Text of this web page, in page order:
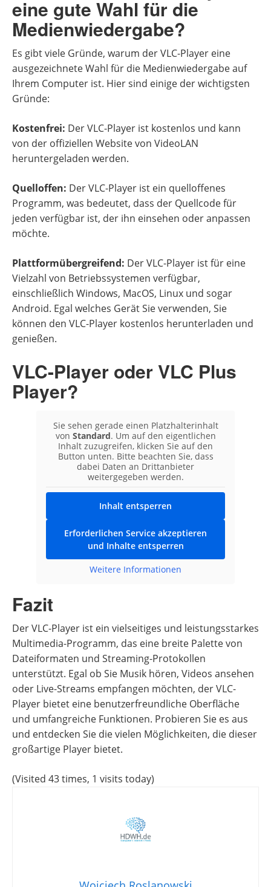
eine gute Wahl für die
Medienwiedergabe?
Es gibt viele Gründe, warum der VLC-Player eine
ausgezeichnete Wahl für die Medienwiedergabe auf
Ihrem Computer ist. Hier sind einige der wichtigsten
Gründe:
Kostenfrei: Der VLC-Player ist kostenlos und kann
von der offiziellen Website von VideoLAN
heruntergeladen werden.
Quelloffen: Der VLC-Player ist ein quelloffenes
Programm, was bedeutet, dass der Quellcode für
jeden verfügbar ist, der ihn einsehen oder anpassen
möchte.
Plattformübergreifend: Der VLC-Player ist für eine
Vielzahl von Betriebssystemen verfügbar,
einschließlich Windows, MacOS, Linux und sogar
Android. Egal welches Gerät Sie verwenden, Sie
können den VLC-Player kostenlos herunterladen und
genießen.
VLC-Player oder VLC Plus
Player?
Sie sehen gerade einen Platzhalterinhalt
von Standard. Um auf den eigentlichen
Inhalt zuzugreifen, klicken Sie auf den
Button unten. Bitte beachten Sie, dass
dabei Daten an Drittanbieter
weitergegeben werden.
Inhalt entsperren
Erforderlichen Service akzeptieren
und Inhalte entsperren
Weitere Informationen
Fazit
Der VLC-Player ist ein vielseitiges und leistungsstarkes
Multimedia-Programm, das eine breite Palette von
Dateiformaten und Streaming-Protokollen
unterstützt. Egal ob Sie Musik hören, Videos ansehen
oder Live-Streams empfangen möchten, der VLC-
Player bietet eine benutzerfreundliche Oberfläche
und umfangreiche Funktionen. Probieren Sie es aus
und entdecken Sie die vielen Möglichkeiten, die dieser
großartige Player bietet.
(Visited 43 times, 1 visits today)